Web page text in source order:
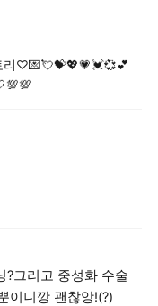
♡💌💘💝💖💗💓💞💕
?그리고 중성화 수술
이니깡 괜찮앙!(?)